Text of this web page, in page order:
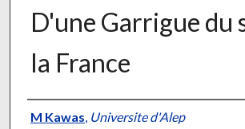
D'une Garrigue du
la France
Presenter Information
M Kawas, Universite d'Alep